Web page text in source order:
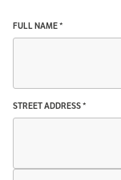
FULL NAME *
STREET ADDRESS *